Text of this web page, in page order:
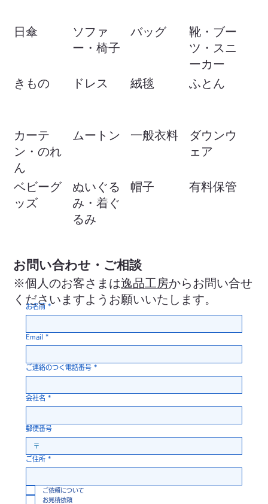
日傘
ソファ
ー・椅子
バッグ
靴・ブー
ツ・スニ
ーカー
きもの
ドレス 絨毯 ふとん
カーテ
ン・のれ
ん
ムートン 一般衣料
ダウンウ
ェア
ベビーグ
ッズ
ぬいぐる
み・着ぐ
るみ
帽子 有料保管
お問い合わせ・ご相談
※個人のお客さまは逸品工房からお問い合せ
くださいますようお願いいたします。
お名前 *
Email *
ご連絡のつく電話番号 *
会社名 *
郵便番号
ご住所 *
ご依頼について
お見積依頼